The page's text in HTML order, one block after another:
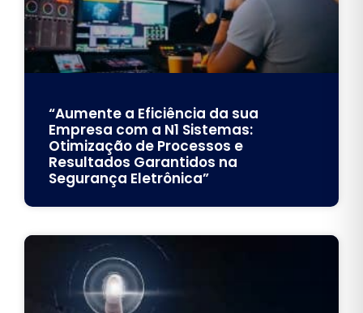
“Aumente a Eficiência da sua
Empresa com a N1 Sistemas:
Otimização de Processos e
Resultados Garantidos na
Segurança Eletrônica”